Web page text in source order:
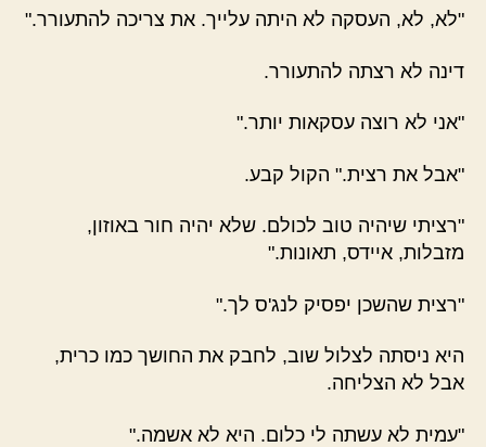
"לא, לא, העסקה לא היתה עלייך. את צריכה להתעורר."
דינה לא רצתה להתעורר.
"אני לא רוצה עסקאות יותר."
"אבל את רצית." הקול קבע.
"רציתי שיהיה טוב לכולם. שלא יהיה חור באוזון,
מזבלות, איידס, תאונות."
"רצית שהשכן יפסיק לנג'ס לך."
היא ניסתה לצלול שוב, לחבק את החושך כמו כרית,
אבל לא הצליחה.
"עמית לא עשתה לי כלום. היא לא אשמה."